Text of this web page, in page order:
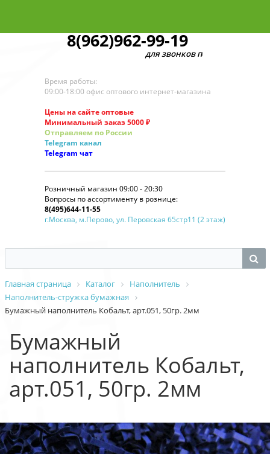
8(962)962-99-19
для звонков по оптовым заказам
Время работы:
09:00-18:00 офис оптового интернет-магазина
Цены на сайте оптовые
Минимальный заказ 5000 ₽
Отправляем по России
Telegram канал
Telegram чат
Розничный магазин 09:00 - 20:30
Вопросы по ассортименту в рознице:
8(495)644-11-55
г.Москва, м.Перово, ул. Перовская 65стр11 (2 этаж)
Главная страница Каталог
Наполнитель
Наполнитель-стружка бумажная
Бумажный наполнитель Кобальт, арт.051, 50гр. 2мм
Бумажный
наполнитель Кобальт,
арт.051, 50гр. 2мм